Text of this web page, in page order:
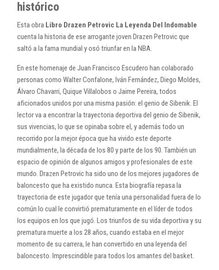
histórico
Esta obra Libro Drazen Petrovic La Leyenda Del Indomable
cuenta la historia de ese arrogante joven Drazen Petrovic que
saltó a la fama mundial y osó triunfar en la NBA.
En este homenaje de Juan Francisco Escudero han colaborado
personas como Walter Confalone, Iván Fernández, Diego Moldes,
Álvaro Chavarri, Quique Villalobos o Jaime Pereira, todos
aficionados unidos por una misma pasión: el genio de Sibenik. El
lector va a encontrar la trayectoria deportiva del genio de Sibenik,
sus vivencias, lo que se opinaba sobre el, y además todo un
recorrido por la mejor época que ha vivido este deporte
mundialmente, la década de los 80 y parte de los 90. También un
espacio de opinión de algunos amigos y profesionales de este
mundo. Drazen Petrovic ha sido uno de los mejores jugadores de
baloncesto que ha existido nunca. Esta biografía repasa la
trayectoria de este jugador que tenía una personalidad fuera de lo
común lo cual le convirtió prematuramente en el líder de todos
los equipos en los que jugó. Los triunfos de su vida deportiva y su
prematura muerte a los 28 años, cuando estaba en el mejor
momento de su carrera, le han convertido en una leyenda del
baloncesto. Imprescindible para todos los amantes del basket.